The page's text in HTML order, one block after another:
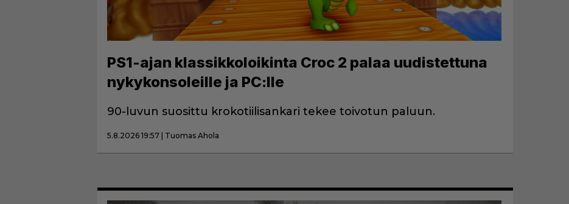
PS1-ajan klassikkoloikinta Croc 2 palaa uudistettuna
nykykonsoleille ja PC:lle
90-luvun suosittu krokotiilisankari tekee toivotun paluun.
5.8.2026 19:57 | Tuomas Ahola